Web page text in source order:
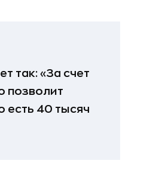
так: «За счет
позволит
есть 40 тысяч